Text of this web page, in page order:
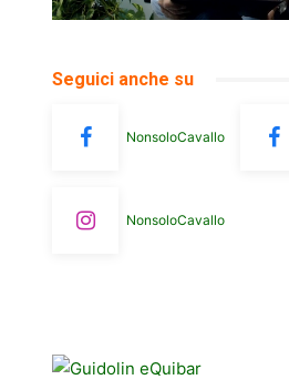
Seguici anche su
NonsoloCavallo
NonsoloCavallo